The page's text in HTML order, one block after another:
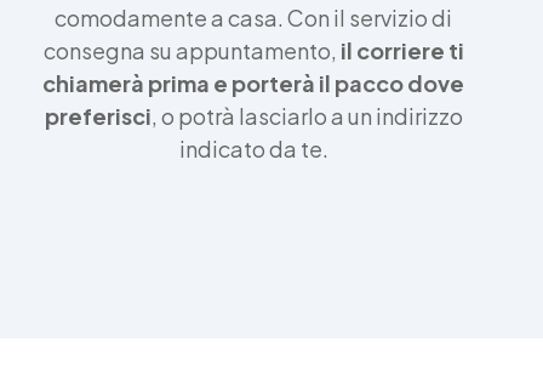
comodamente a casa. Con il servizio di
consegna su appuntamento, il corriere ti
chiamerà prima e porterà il pacco dove
preferisci, o potrà lasciarlo a un indirizzo
indicato da te.